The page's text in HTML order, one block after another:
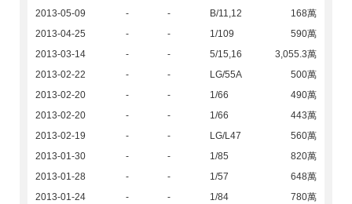
2013-05-09
- - B/11,12
168萬
2013-04-25
- - 1/109
590萬
2013-03-14
- - 5/15,16
3,055.3萬
2013-02-22
- - LG/55A
500萬
2013-02-20
- - 1/66
490萬
2013-02-20
- - 1/66
443萬
2013-02-19
- - LG/L47
560萬
2013-01-30
- - 1/85
820萬
2013-01-28
- - 1/57
648萬
2013-01-24
- - 1/84
780萬